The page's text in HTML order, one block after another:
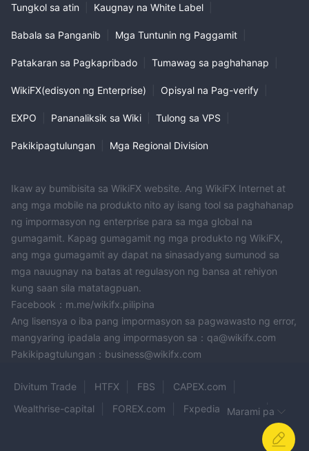
Tungkol sa atin Kaugnay na White Label
Babala sa Panganib Mga Tuntunin ng Paggamit
Patakaran sa Pagkapribado Tumawag sa paghahanap
WikiFX(edisyon ng Enterprise) Opisyal na Pag-verify
EXPO Pananaliksik sa Wiki Tulong sa VPS
Pakikipagtulungan Mga Regional Division
Ikaw ay bumibisita sa WikiFX website. Ang WikiFX Internet at
ang mga mobile na produkto nito ay isang tool sa paghahanap
ng impormasyon ng enterprise para sa mga global na
gumagamit. Kapag gumagamit ng mga produkto ng WikiFX,
ang mga gumagamit ay dapat na sinasadyang sumunod sa
mga nauugnay na batas at regulasyon ng bansa at rehiyon
kung saan sila matatagpuan.
Facebook：m.me/wikifx.pilipina
Ang lisensya o iba pang impormasyon sa pagwawasto ng error,
mangyaring ipadala ang impormasyon sa：qa@wikifx.com
Pakikipagtulungan：business@wikifx.com
Divitum Trade HTFX FBS
CAPEX.com
Wealthrise-capital
FOREX.com
Fxpedia Markets
Marami pa